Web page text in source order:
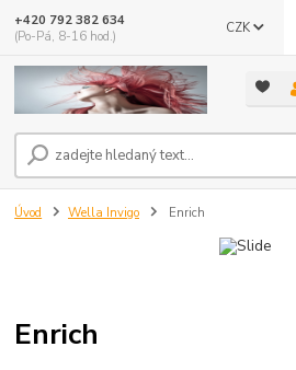
CZK
+420 792 382 634
(Po-Pá, 8-16 hod.)
Úvod Wella Invigo Enrich
Enrich